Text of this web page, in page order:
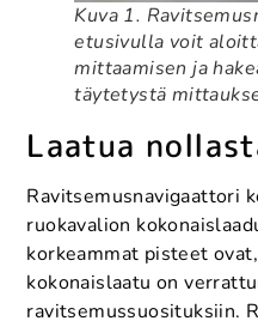
Kuva 1.
etusivulla voit
mittaamisen ja
täytetystä
Laatua
Ravitsemusnavigaattori
ruokavalion
korkeammat pisteet
kokonaislaatu on
ravitsemussuosituksiin.